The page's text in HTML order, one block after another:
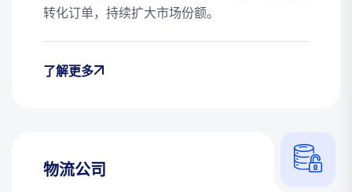
转化订单，持续扩大市场份额。
了解更多
物流公司